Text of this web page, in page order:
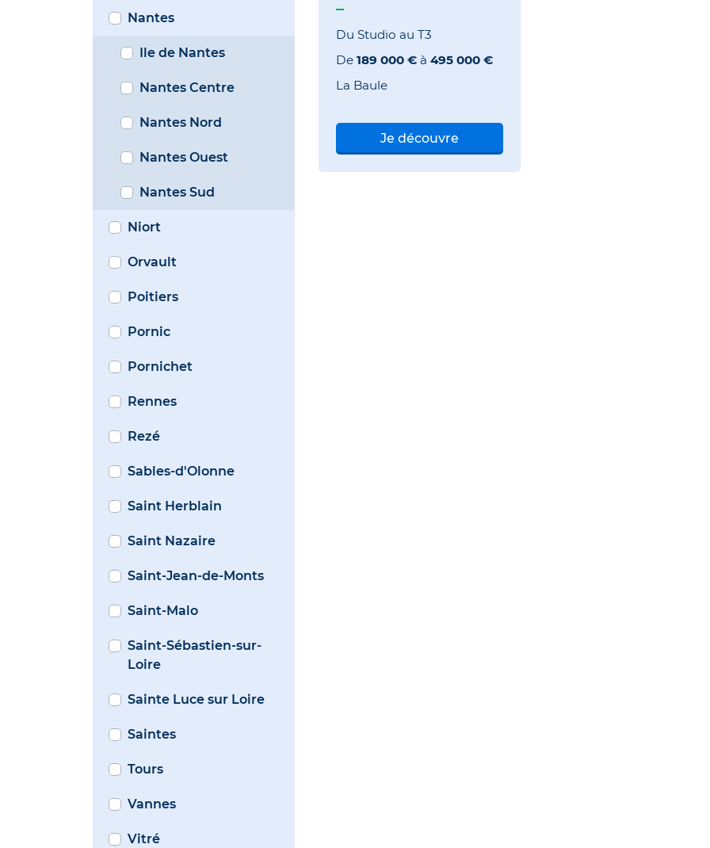
Nantes
Ile de Nantes
Nantes Centre
Nantes Nord
Nantes Ouest
Nantes Sud
Niort
Orvault
Poitiers
Pornic
Pornichet
Rennes
Rezé
Sables-d'Olonne
Saint Herblain
Saint Nazaire
Saint-Jean-de-Monts
Saint-Malo
Saint-Sébastien-sur-
Loire
Sainte Luce sur Loire
Saintes
Tours
Vannes
Vitré
Du Studio au T3
De 189 000 € à 495 000 €
La Baule
Je découvre